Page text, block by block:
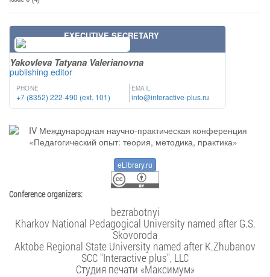
EXECUTIVE SECRETARY
Yakovleva Tatyana Valerianovna
publishing editor
PHONE
+7 (8352) 222-490 (ext. 101)
EMAIL
info@interactive-plus.ru
eLibrary.ru
Conference organizers:
bezrabotnyi
Kharkov National Pedagogical University named after G.S.
Skovoroda
Aktobe Regional State University named after K.Zhubanov
SCC "Interactive plus", LLC
Студия печати «Максимум»